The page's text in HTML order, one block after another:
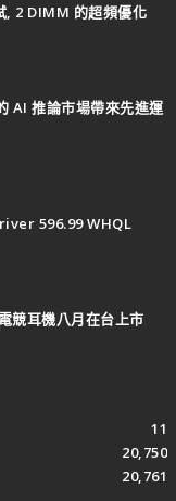
, 2 DIMM 的超頻優化
AI 推論市場帶來先進運
596.99 WHQL
競耳機八月在台上市
11
20,750
20,761